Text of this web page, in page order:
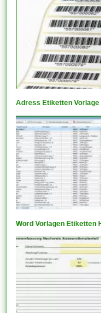
Adress Etiketten Vorlage
Word Vorlagen Etiketten